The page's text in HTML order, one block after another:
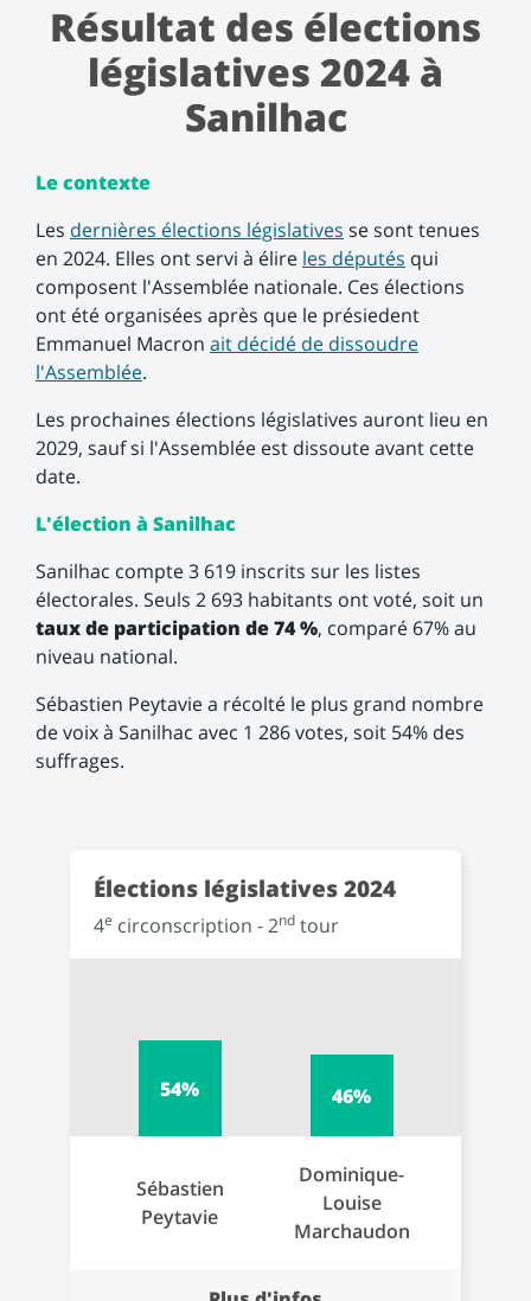
Résultat des élections
législatives 2024 à
Sanilhac
Le contexte
Les dernières élections législatives se sont tenues
en 2024. Elles ont servi à élire les députés qui
composent l'Assemblée nationale. Ces élections
ont été organisées après que le présiedent
Emmanuel Macron ait décidé de dissoudre
l'Assemblée.
Les prochaines élections législatives auront lieu en
2029, sauf si l'Assemblée est dissoute avant cette
date.
L'élection à Sanilhac
Sanilhac compte 3 619 inscrits sur les listes
électorales. Seuls 2 693 habitants ont voté, soit un
taux de participation de 74 %, comparé 67% au
niveau national.
Sébastien Peytavie a récolté le plus grand nombre
de voix à Sanilhac avec 1 286 votes, soit 54% des
suffrages.
Élections législatives 2024
4e circonscription - 2nd tour
54% 46%
Sébastien
Peytavie
Dominique-
Louise
Marchaudon